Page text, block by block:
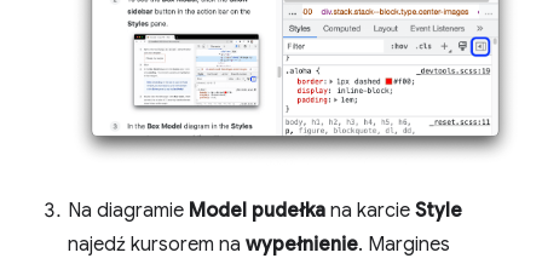
Na diagramie Model pudełka na karcie Style
najedź kursorem na wypełnienie. Margines